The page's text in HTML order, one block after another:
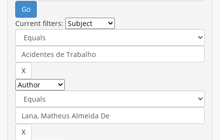
Current filters: